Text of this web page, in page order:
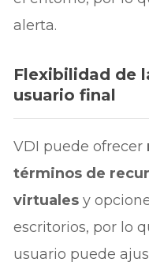
alerta.
Flexibilidad de
usuario final
VDI puede ofrecer
términos de
virtualesy
escritorios, por lo
usuario puede